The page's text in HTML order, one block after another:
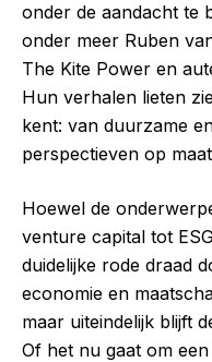
onder de aandacht te
onder meer Ruben
The Kite Power en
Hun verhalen lieten
kent: van duurzame
perspectieven op
Hoewel de
venture capital tot
duidelijke rode draad
economie en
maar uiteindelijk blijft
Of het nu gaat om